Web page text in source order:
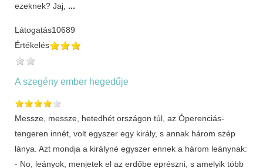
ezeknek? Jaj, ...
Látogatás10689
Értékelés
A szegény ember hegedűje
Messze, messze, hetedhét országon túl, az Óperenciás-
tengeren innét, volt egyszer egy király, s annak három szép
lánya. Azt mondja a királyné egyszer ennek a három leánynak:
- No, leányok, menjetek el az erdőbe eprészni, s amelyik több